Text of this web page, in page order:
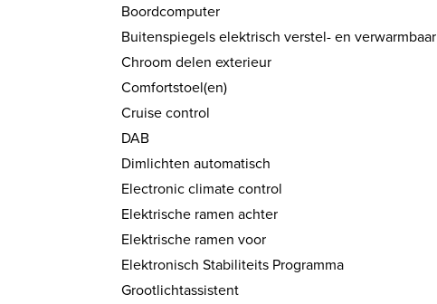
Boordcomputer
Buitenspiegels elektrisch verstel- en verwarmbaar
Chroom delen exterieur
Comfortstoel(en)
Cruise control
DAB
Dimlichten automatisch
Electronic climate control
Elektrische ramen achter
Elektrische ramen voor
Elektronisch Stabiliteits Programma
Grootlichtassistent